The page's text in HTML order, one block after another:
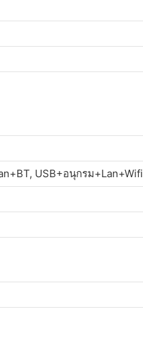
USB+อนุกรม+Lan+Wifi